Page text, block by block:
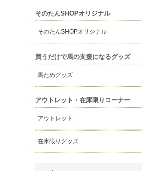
そのたんSHOPオリジナル
そのたんSHOPオリジナル
買うだけで馬の支援になるグッズ
馬ためグッズ
アウトレット・在庫限りコーナー
アウトレット
在庫限りグッズ